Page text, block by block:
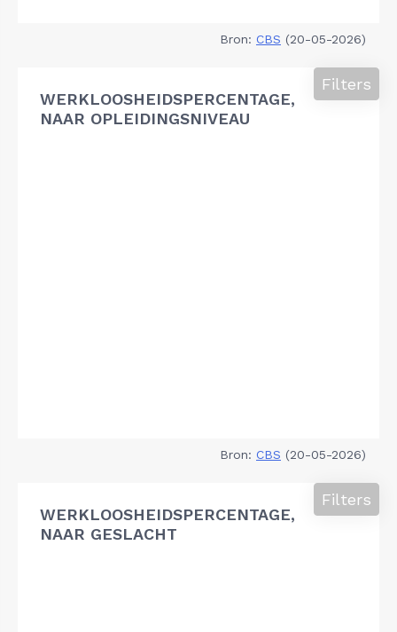
Bron: CBS (20-05-2026)
WERKLOOSHEIDSPERCENTAGE,
NAAR OPLEIDINGSNIVEAU
Filters
Bron: CBS (20-05-2026)
WERKLOOSHEIDSPERCENTAGE,
NAAR GESLACHT
Filters